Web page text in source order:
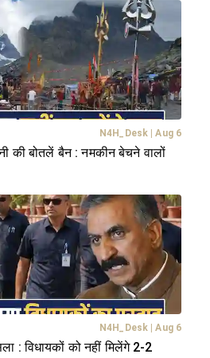
N4H_Desk Aug 6
की बोतलें बैन : नमकीन बेचने वालों
N4H_Desk Aug 6
: विधायकों को नहीं मिलेंगे 2-2